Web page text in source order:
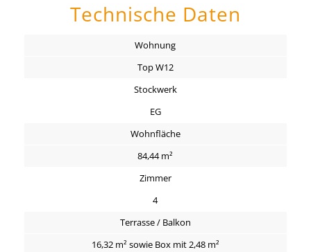
Technische Daten
Wohnung
Top W12
Stockwerk
EG
Wohnfläche
84,44 m²
Zimmer
4
Terrasse / Balkon
16,32 m² sowie Box mit 2,48 m²